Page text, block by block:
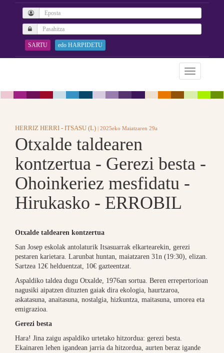
SARTU edo HARPIDETU
HERRIZ HERRI - ITSASU (L) | 2025eko Maiatzaren 29a
Otxalde taldearen
kontzertua - Gerezi besta -
Ohoinkeriez mesfidatu -
Hirukasko - ERROBIL
Otxalde taldearen kontzertua
San Josep eskolak antolaturik Itsasuarrak elkartearekin, gerezi
pestaren karietara. Larunbat huntan, maiatzaren 31n (19:30), elizan.
Sartzea 12€ helduentzat, 10€ gazteentzat.
Aspaldiko taldea dugu Otxalde, 1976an sortua. Beren errepertorioan
nagusiki aipatzen dituzten gaiak dira ekologia, haurtzaroa,
askatasuna, anaitasuna, nostalgia, hizkuntza, maitasuna, umorea eta
emigrazioa.
Gerezi besta
Hara! Jina zaigu aspaldiko urtetako hitzordua: gerezi besta.
Ekainaren lehen igandean jarria da hitzordua, aurten beraz igande